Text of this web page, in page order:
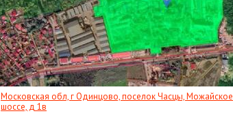
Московская обл, г Одинцово, поселок Часцы, Можайское
шоссе, д 1в